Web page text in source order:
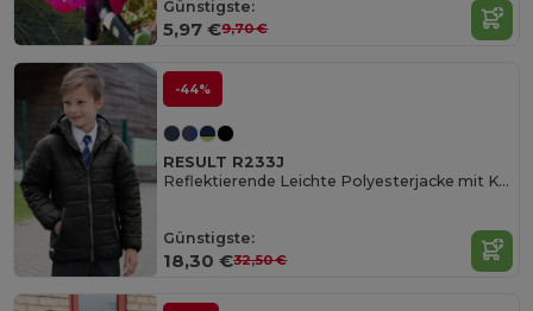
Günstigste:
5,97 €9,70 €
-44%
RESULT R233J
Reflektierende Leichte Polyesterjacke mit Kapuze
Günstigste:
18,30 €32,50 €